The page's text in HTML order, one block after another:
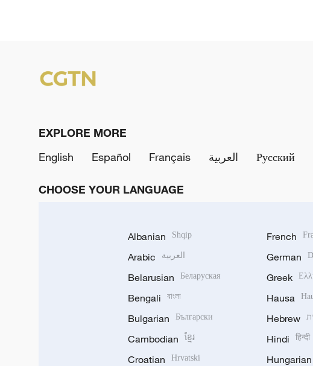
EXPLORE MORE
English
Español Français العربية Русский
CHOOSE YOUR LANGUAGE
Albanian Shqip
Arabic العربية
Belarusian Беларуская
Bengali বাংলা
Bulgarian Български
Cambodian ខ្មែរ
Croatian Hrvatski
French
German
Greek
Hausa
Hebrew
Hindi हिन्दी
Hungarian